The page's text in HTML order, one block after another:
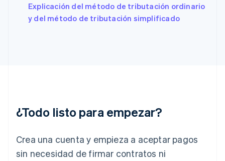
Explicación del método de tributación ordinario
y del método de tributación simplificado
¿Todo listo para empezar?
Crea una cuenta y empieza a aceptar pagos
sin necesidad de firmar contratos ni
Estonia
English
Hungría
English
Irlanda